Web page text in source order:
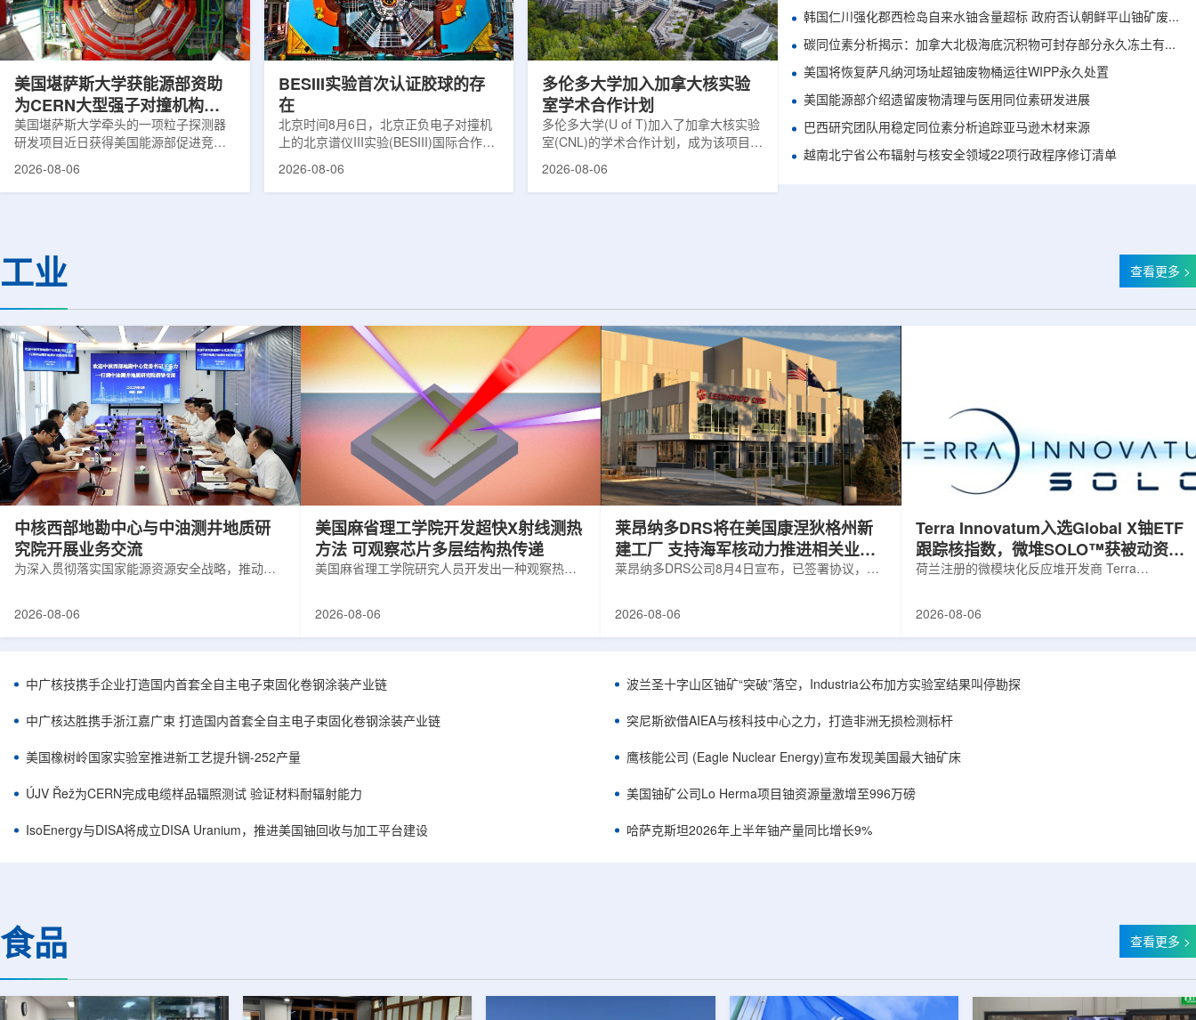
输情况，红外成像等方法也难以在微小
尺度上捕捉快速变化。为解决这一问
题...
会托洛洛山美洲际天文台的布兰科4米望
远镜上。(图片由Reidar Hahn/费米国家
加速...
ChatGPT 提供。)微电子器件广泛用于
智能手机、笔记本电脑、安全通信和人
工...
美国堪萨斯大学获能源部资助
为CERN大型强子对撞机构建
新一代探测器
美国堪萨斯大学牵头的一项粒子探测器
研发项目近日获得美国能源部促进竞争
性研究的既定计划(DOE EPSCoR)资
萨斯大学物理与天文系教授迈克尔·默里
和堪萨斯大学杰出教授克里斯托夫·罗永
2026-08-06
BESIII实验首次认证胶球的存
在
北京时间8月6日，北京正负电子对撞机
上的北京谱仪III实验(BESIII)国际合作组
在巴西举行的国际高能物理大会(ICHEP
互...
2026-08-06
多伦多大学加入加拿大核实验
室学术合作计划
多伦多大学(U of T)加入了加拿大核实验
室(CNL)的学术合作计划，成为该项目中
的第十家参与机构。这项举措旨在加强
2026-08-06
韩国仁川强化郡西检岛自来水铀含量超标 政府否认朝鲜平山铀矿废水影响
碳同位素分析揭示：加拿大北极海底沉积物可封存部分永久冻土有机碳
美国将恢复萨凡纳河场址超铀废物桶运往WIPP永久处置
美国能源部介绍遗留废物清理与医用同位素研发进展
巴西研究团队用稳定同位素分析追踪亚马逊木材来源
越南北宁省公布辐射与核安全领域22项行政程序修订清单
工业 查看更多 >
中核西部地勘中心与中油测井地质研
究院开展业务交流
为深入贯彻落实国家能源资源安全战略，推动油
地质研究院，开展专项技术交流研讨。会上，中
内油气测井成套装备、井下探测、岩石物理实
验、智能测井解释、深井探测及多源地质数据解
析等成熟技术体系，并结合实战案例分享了含油
气盆地铀矿勘查经验。王乐力介绍了西部中...
2026-08-06
美国麻省理工学院开发超快X射线测热
方法 可观察芯片多层结构热传递
美国麻省理工学院研究人员开发出一种观察热量
寸不断缩小、功率密度持续提高，器件过热正成
在面对真实电子器件的多层结构时存在局限，例
如常用的时域热反射法难以区分不同材料层中的
热传输情况，红外成像等方法也难以在微小尺度
上捕捉快速变化。为解决这一问题...
2026-08-06
莱昂纳多DRS将在美国康涅狄格州新
建工厂 支持海军核动力推进相关业务
增长
莱昂纳多DRS公司8月4日宣布，已签署协议，将
并为公司在核能领域的后续增长提供空间和基础
尔德帕克里奇路120号，占地约14.1087万平方英
尺。工厂建成后，将整合目前分布在康涅狄格州
丹伯里和贝瑟尔三个地点的业务。该设施预计于
2027年初投入使用，若最终设计和租户装修工...
2026-08-06
Terra Innovatum入选Global X铀ETF
跟踪核指数，微堆SOLO™获被动资金
曝光
荷兰注册的微模块化反应堆开发商 Terra
Arca: URA，资管超50亿美元)的跟踪基准，本次
CEO Alessandro Petruzzi 称，这使被动/主题投
资者可通过指数直接触达其 SOLO™ 微堆故事，
与 Cameco、Kazatomprom、Centrus、Oklo、
NuScale、X-energy、三菱重...
2026-08-06
中广核技携手企业打造国内首套全自主电子束固化卷钢涂装产业链
中广核达胜携手浙江嘉广束 打造国内首套全自主电子束固化卷钢涂装产业链
美国橡树岭国家实验室推进新工艺提升锎-252产量
ÚJV Řež为CERN完成电缆样品辐照测试 验证材料耐辐射能力
IsoEnergy与DISA将成立DISA Uranium，推进美国铀回收与加工平台建设
波兰圣十字山区铀矿“突破”落空，Industria公布加方实验室结果叫停勘探
突尼斯欲借AIEA与核科技中心之力，打造非洲无损检测标杆
鹰核能公司 (Eagle Nuclear Energy)宣布发现美国最大铀矿床
美国铀矿公司Lo Herma项目铀资源量激增至996万磅
哈萨克斯坦2026年上半年铀产量同比增长9%
食品 查看更多 >